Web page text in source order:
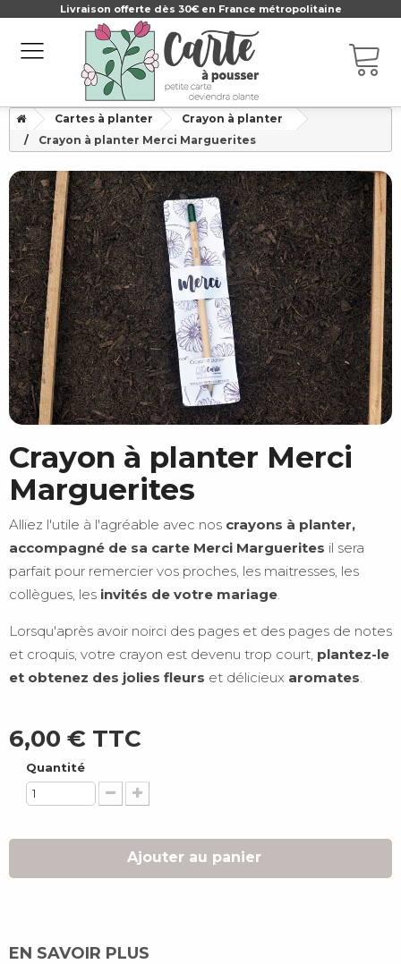
Livraison offerte dès 30€ en France métropolitaine
Cartes à planter
Crayon à planter
Crayon à planter Merci Marguerites
Crayon à planter Merci
Marguerites
Alliez l'utile à l'agréable avec nos crayons à planter,
accompagné de sa carte Merci Marguerites il sera
parfait pour remercier vos proches, les maitresses, les
collègues, les invités de votre mariage
Lorsqu'après avoir noirci des pages et des pages de notes
et croquis, votre crayon est devenu trop court, plantez-le
et obtenez des jolies fleurs et délicieux aromates
6,00 € TTC
Quantité
Ajouter au panier
EN SAVOIR PLUS